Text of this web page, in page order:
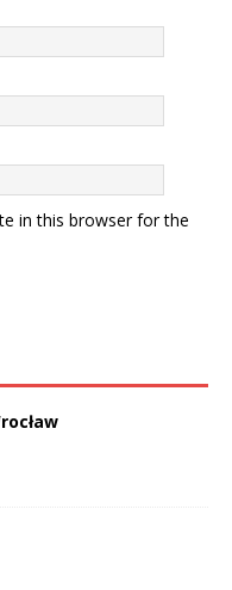
in this browser for the